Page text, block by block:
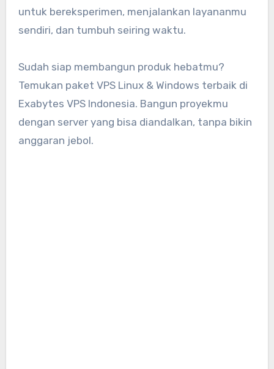
untuk bereksperimen, menjalankan layananmu
sendiri, dan tumbuh seiring waktu.
Sudah siap membangun produk hebatmu?
Temukan paket VPS Linux & Windows terbaik di
Exabytes VPS Indonesia. Bangun proyekmu
dengan server yang bisa diandalkan, tanpa bikin
anggaran jebol.